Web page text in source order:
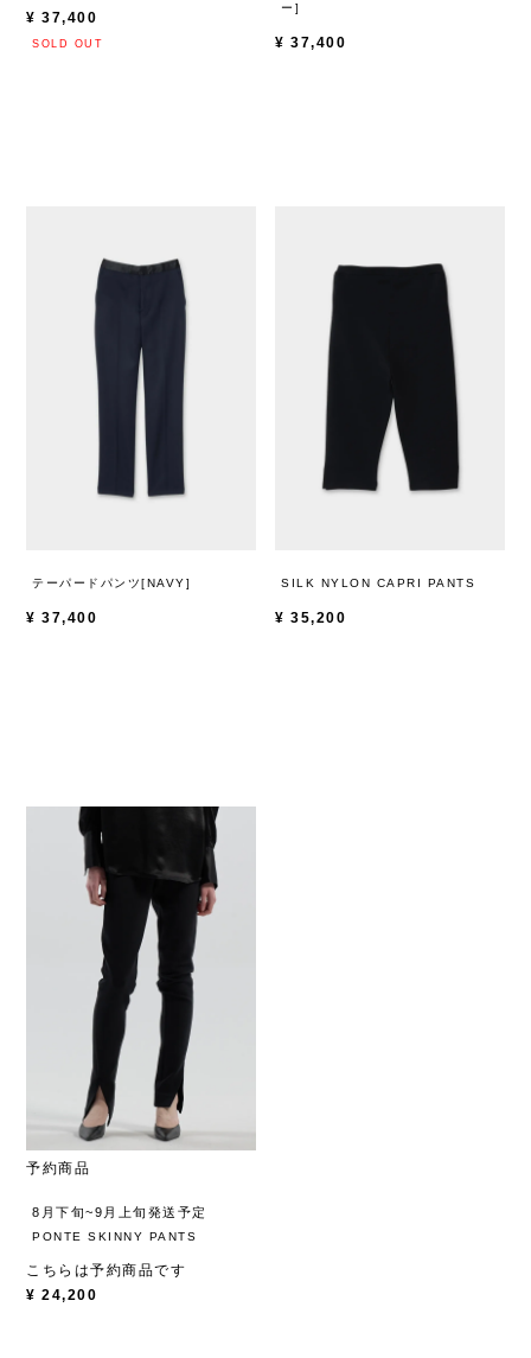
¥ 37,400
ー]
¥ 37,400
テーパードパンツ[NAVY]
¥ 37,400
SILK NYLON CAPRI PANTS
¥ 35,200
予約商品
8月下旬~9月上旬発送予定
PONTE SKINNY PANTS
こちらは予約商品です
¥ 24,200